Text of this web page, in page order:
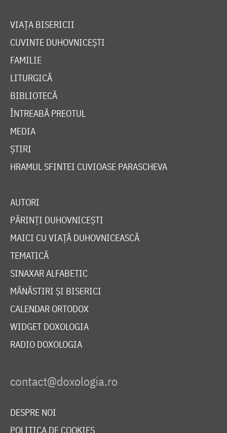
VIAȚA BISERICII
CUVINTE DUHOVNICEȘTI
FAMILIE
LITURGICĂ
BIBLIOTECĂ
ÎNTREABĂ PREOTUL
MEDIA
ȘTIRI
HRAMUL SFINTEI CUVIOASE PARASCHEVA
AUTORI
PĂRINȚI DUHOVNICEȘTI
MAICI CU VIAȚĂ DUHOVNICEASCĂ
TEMATICĂ
SINAXAR ALFABETIC
MĂNĂSTIRI ȘI BISERICI
CALENDAR ORTODOX
WIDGET DOXOLOGIA
RADIO DOXOLOGIA
DESPRE NOI
POLITICA DE COOKIES